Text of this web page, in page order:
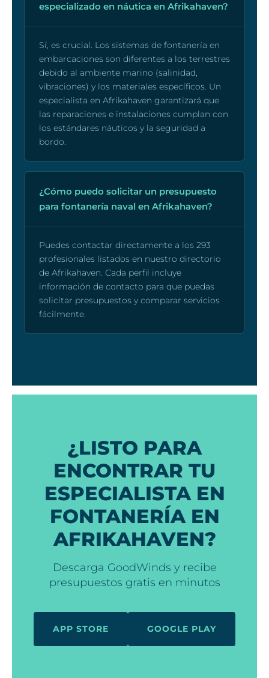
especializado en náutica en Afrikahaven?
Sí, es crucial. Los sistemas de fontanería en
embarcaciones son diferentes a los terrestres
debido al ambiente marino (salinidad,
vibraciones) y los materiales específicos. Un
especialista en Afrikahaven garantizará que
las reparaciones e instalaciones cumplan con
los estándares náuticos y la seguridad a
bordo.
¿Cómo puedo solicitar un presupuesto
para fontanería naval en Afrikahaven?
Puedes contactar directamente a los 293
profesionales listados en nuestro directorio
de Afrikahaven. Cada perfil incluye
información de contacto para que puedas
solicitar presupuestos y comparar servicios
fácilmente.
¿LISTO PARA
ENCONTRAR TU
ESPECIALISTA EN
FONTANERÍA EN
AFRIKAHAVEN?
Descarga GoodWinds y recibe
presupuestos gratis en minutos
APP STORE GOOGLE PLAY